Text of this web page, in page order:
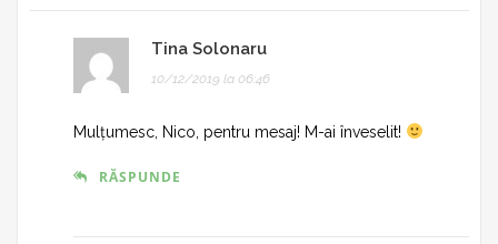
Tina Solonaru
10/12/2019 la 06:46
Mulțumesc, Nico, pentru mesaj! M-ai înveselit!
RĂSPUNDE